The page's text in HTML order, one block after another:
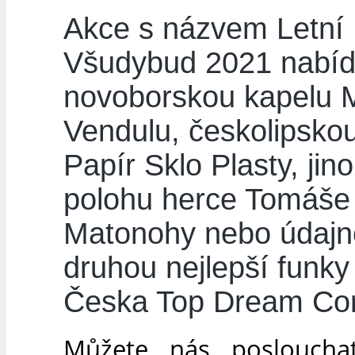
Akce s názvem Letní
Všudybud 2021
novoborskou kapelu
Vendulu,
Papír Sklo Plasty,
polohu herce Tomáše
Matonohy nebo
druhou nejlepší
Česka Top Dream